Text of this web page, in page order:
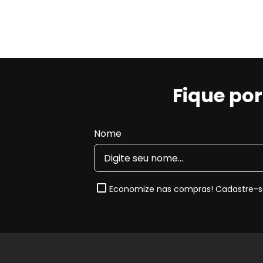
Fique
Nome
Economize nas compras!